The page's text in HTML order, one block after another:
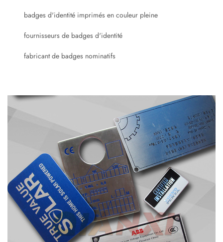
badges d'identité imprimés en couleur pleine
fournisseurs de badges d'identité
fabricant de badges nominatifs